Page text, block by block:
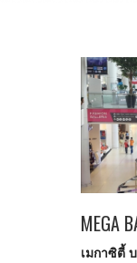
MEGA
เมกาซิตี้